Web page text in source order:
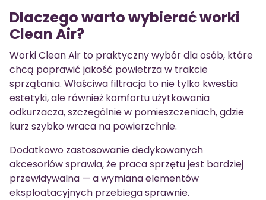
Dlaczego warto wybierać worki
Clean Air?
Worki Clean Air to praktyczny wybór dla osób, które
chcą poprawić jakość powietrza w trakcie
sprzątania. Właściwa filtracja to nie tylko kwestia
estetyki, ale również komfortu użytkowania
odkurzacza, szczególnie w pomieszczeniach, gdzie
kurz szybko wraca na powierzchnie.
Dodatkowo zastosowanie dedykowanych
akcesoriów sprawia, że praca sprzętu jest bardziej
przewidywalna — a wymiana elementów
eksploatacyjnych przebiega sprawnie.